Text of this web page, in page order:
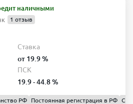
наличными
1 отзыв
Ставка
от 19.9 %
ПСК
19.9 - 44.8 %
РФ Постоянная регистрация в РФ